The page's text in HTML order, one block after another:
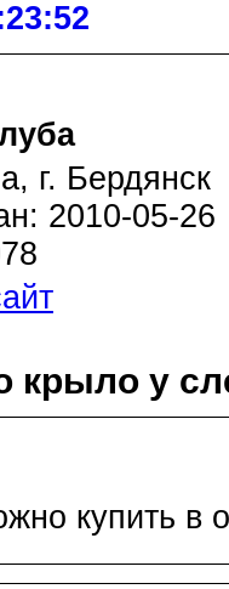
г. Бердянск
2010-05-26
крыло у
купить в